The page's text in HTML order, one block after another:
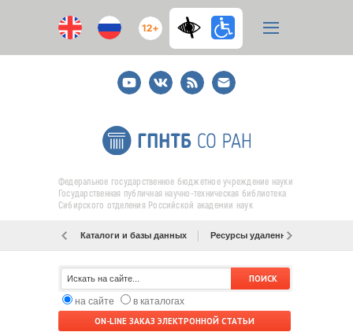
12+
YoutubeВКонтакте
RSS
E-
mail
подписка
Федеральное государственное бюджетное учреждение науки
Государственная публичная научно-техническая библиотека
Сибирского отделения Российской академии наук
Каталоги и базы данных Ресурсы удаленного доступа
на сайте
в каталогах
ON-LINE ЗАКАЗ ЭЛЕКТРОННОЙ СТАТЬИ